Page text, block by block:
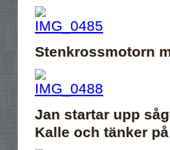
Stenkrossmotorn
Jan startar upp
Kalle och tänker